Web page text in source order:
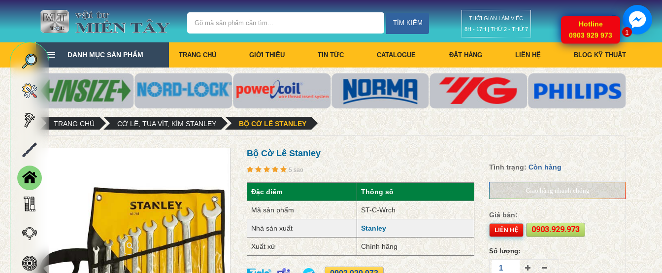
TÌM KIẾM
THỜI GIAN LÀM VIỆC
8H - 17H | THỨ 2 - THỨ 7
Giỏ hàng
DANH MỤC SẢN PHẨM TRANG CHỦ GIỚI THIỆU TIN TỨC CATALOGUE ĐẶT HÀNG LIÊN HỆ BLOG KỸ THUẬT
TRANG CHỦ CỜ LÊ, TUA VÍT, KÌM STANLEY BỘ CỜ LÊ STANLEY
Bộ Cờ Lê Stanley
5 sao
Đặc điểm Thông số
Mã sản phẩm ST-C-Wrch
Nhà sản xuất Stanley
Xuất xứ Chính hãng
Tình trạng:Còn hàng
Giao hàng nhanh chóng
Giá bán:
LIÊN HỆ 0903.929.973
Số lượng:
1
Hotline
0903 929 973